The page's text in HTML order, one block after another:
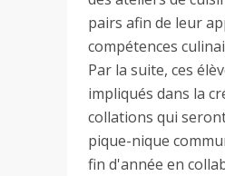
pairs afin de leur
compétences
Par la suite, ces
impliqués dans la
collations qui
pique-nique
fin d'année en